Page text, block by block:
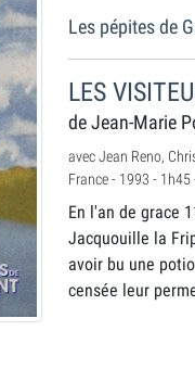
Les pépites de
LES
de Jean-Marie
avec Jean Reno,
France - 1993 - 1h45
En l'an de grace
Jacquouille la
avoir bu une
censée leur